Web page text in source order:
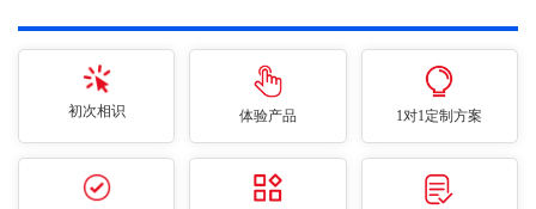
初次相识 体验产品 1对1定制方案